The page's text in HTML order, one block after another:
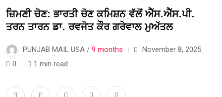
ਜ਼ਿਮਣੀ ਚੋਣ: ਭਾਰਤੀ ਚੋਣ ਕਮਿਸ਼ਨ ਵੱਲੋਂ ਐੱਸ.ਐੱਸ.ਪੀ.
ਤਰਨ ਤਾਰਨ ਡਾ. ਰਵਜੋਤ ਕੌਰ ਗਰੇਵਾਲ ਮੁਅੱਤਲ
PUNJAB MAIL USA / 9 months
November 8, 2025
0
1 min read